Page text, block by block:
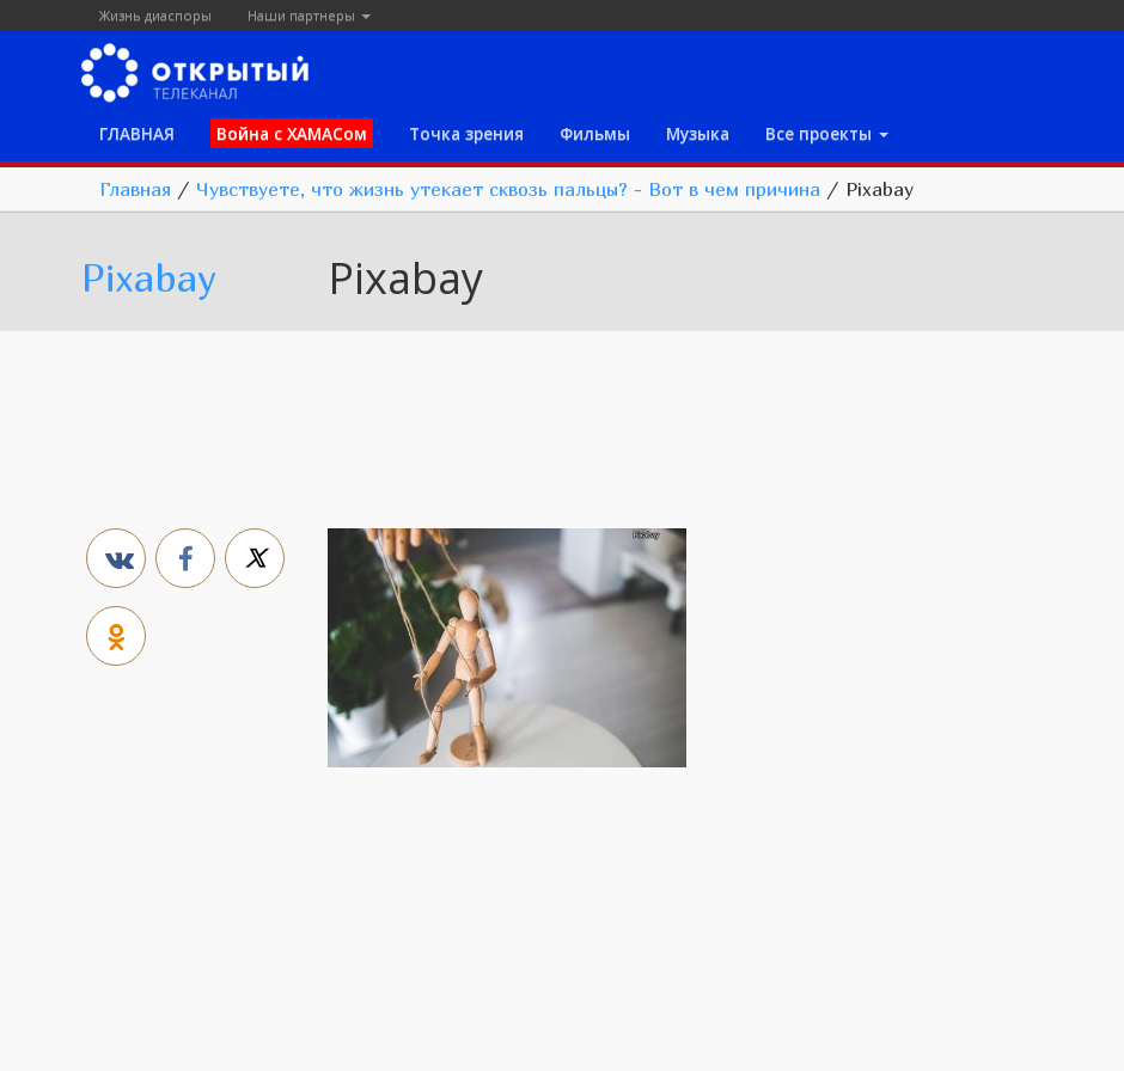
Жизнь диаспоры Наши партнеры
ГЛАВНАЯ Война с ХАМАСом Точка зрения Фильмы Музыка Все проекты
Главная / Чувствуете, что жизнь утекает сквозь пальцы? - Вот в чем причина / Pixabay
Pixabay Pixabay